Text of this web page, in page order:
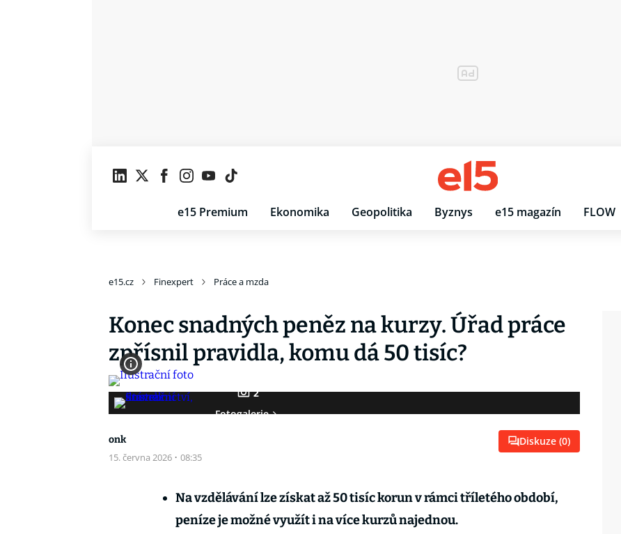
e15 Premium Ekonomika Geopolitika Byznys e15 magazín FLOW
e15.cz Finexpert Práce a mzda
Konec snadných peněz na kurzy. Úřad práce
zpřísnil pravidla, komu dá 50 tisíc?
2
Fotogalerie
onk
15. června 2026 · 08:35
Diskuze (0)
Na vzdělávání lze získat až 50 tisíc korun v rámci tříletého období,
peníze je možné využít i na více kurzů najednou.